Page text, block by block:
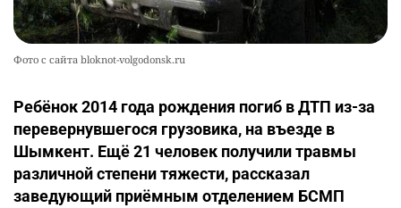
Фото с сайта bloknot-volgodonsk.ru
Ребёнок 2014 года рождения погиб в ДТП из-за
перевернувшегося грузовика, на въезде в
Шымкент. Ещё 21 человек получили травмы
различной степени тяжести, рассказал
заведующий приёмным отделением БСМП